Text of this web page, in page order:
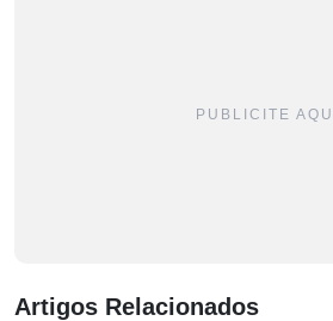
PUBLICITE AQUI
Artigos Relacionados